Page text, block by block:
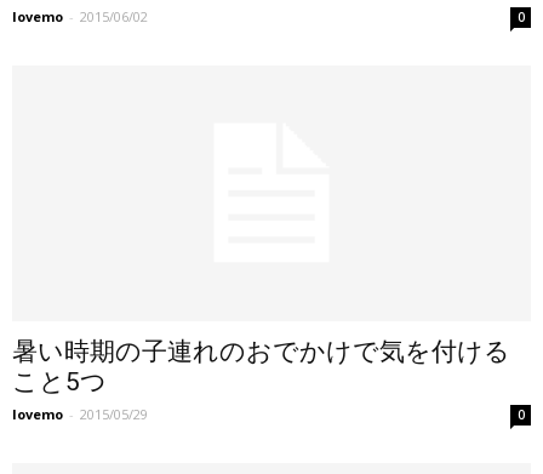
lovemo - 2015/06/02 0
暑い時期の子連れのおでかけで気を付ける
こと5つ
lovemo - 2015/05/29 0